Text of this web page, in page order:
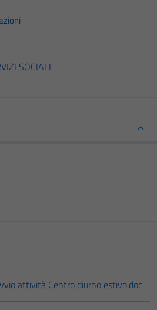
SOCIALI
attività Centro diurno estivo.doc